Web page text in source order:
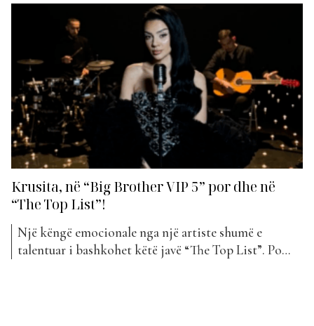
ka folur hapur për eksperiencën e saj në reality show,
emocionet që ka përjetuar dhe mënyrën si e ka parë
veten jashtë lojës....
Krusita, në “Big Brother VIP 5” por dhe në
“The Top List”!
Një këngë emocionale nga një artiste shumë e
talentuar i bashkohet këtë javë “The Top List”. Po